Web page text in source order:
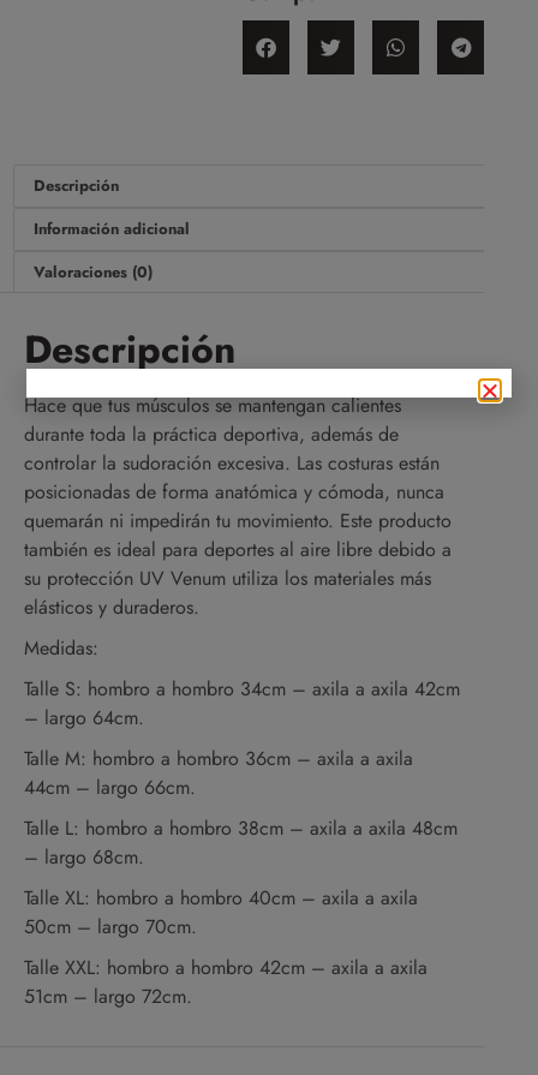
Descripción
Información adicional
Valoraciones (0)
Descripción
Hace que tus músculos se mantengan calientes
durante toda la práctica deportiva, además de
controlar la sudoración excesiva. Las costuras están
posicionadas de forma anatómica y cómoda, nunca
quemarán ni impedirán tu movimiento. Este producto
también es ideal para deportes al aire libre debido a
su protección UV Venum utiliza los materiales más
elásticos y duraderos.
Medidas:
Talle S: hombro a hombro 34cm – axila a axila 42cm
– largo 64cm.
Talle M: hombro a hombro 36cm – axila a axila
44cm – largo 66cm.
Talle L: hombro a hombro 38cm – axila a axila 48cm
– largo 68cm.
Talle XL: hombro a hombro 40cm – axila a axila
50cm – largo 70cm.
Talle XXL: hombro a hombro 42cm – axila a axila
51cm – largo 72cm.